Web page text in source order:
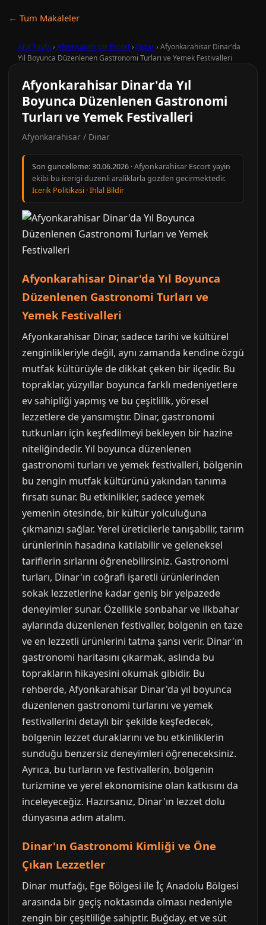
← Tum Makaleler
Ana Sayfa › Afyonkarahisar Escort› Dinar› Afyonkarahisar Dinar'da
Yıl Boyunca Düzenlenen Gastronomi Turları ve Yemek Festivalleri
Afyonkarahisar Dinar'da Yıl
Boyunca Düzenlenen Gastronomi
Turları ve Yemek Festivalleri
Afyonkarahisar / Dinar
Son guncelleme:30.06.2026 · Afyonkarahisar Escort yayin
ekibi bu icerigi duzenli araliklarla gozden gecirmektedir.
Icerik Politikasi ·Ihlal Bildir
Afyonkarahisar Dinar'da Yıl Boyunca
Düzenlenen Gastronomi Turları ve
Yemek Festivalleri
Afyonkarahisar Dinar, sadece tarihi ve kültürel
zenginlikleriyle değil, aynı zamanda kendine özgü
mutfak kültürüyle de dikkat çeken bir ilçedir. Bu
topraklar, yüzyıllar boyunca farklı medeniyetlere
ev sahipliği yapmış ve bu çeşitlilik, yöresel
lezzetlere de yansımıştır. Dinar, gastronomi
tutkunları için keşfedilmeyi bekleyen bir hazine
niteliğindedir. Yıl boyunca düzenlenen
gastronomi turları ve yemek festivalleri, bölgenin
bu zengin mutfak kültürünü yakından tanıma
fırsatı sunar. Bu etkinlikler, sadece yemek
yemenin ötesinde, bir kültür yolculuğuna
çıkmanızı sağlar. Yerel üreticilerle tanışabilir, tarım
ürünlerinin hasadına katılabilir ve geleneksel
tariflerin sırlarını öğrenebilirsiniz. Gastronomi
turları, Dinar'ın coğrafi işaretli ürünlerinden
sokak lezzetlerine kadar geniş bir yelpazede
deneyimler sunar. Özellikle sonbahar ve ilkbahar
aylarında düzenlenen festivaller, bölgenin en taze
ve en lezzetli ürünlerini tatma şansı verir. Dinar'ın
gastronomi haritasını çıkarmak, aslında bu
toprakların hikayesini okumak gibidir. Bu
rehberde, Afyonkarahisar Dinar'da yıl boyunca
düzenlenen gastronomi turlarını ve yemek
festivallerini detaylı bir şekilde keşfedecek,
bölgenin lezzet duraklarını ve bu etkinliklerin
sunduğu benzersiz deneyimleri öğreneceksiniz.
Ayrıca, bu turların ve festivallerin, bölgenin
turizmine ve yerel ekonomisine olan katkısını da
inceleyeceğiz. Hazırsanız, Dinar'ın lezzet dolu
dünyasına adım atalım.
Dinar'ın Gastronomi Kimliği ve Öne
Çıkan Lezzetler
Dinar mutfağı, Ege Bölgesi ile İç Anadolu Bölgesi
arasında bir geçiş noktasında olması nedeniyle
zengin bir çeşitliliğe sahiptir. Buğday, et ve süt